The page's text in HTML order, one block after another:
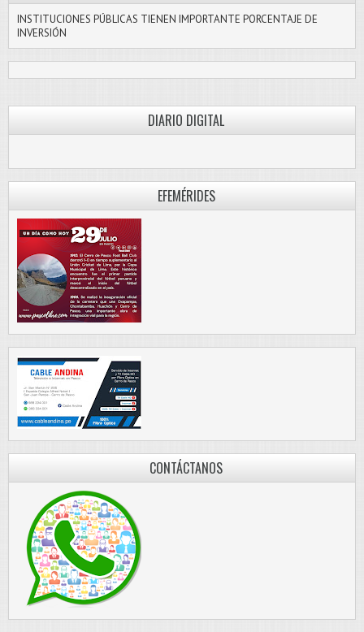
INSTITUCIONES PÚBLICAS TIENEN IMPORTANTE PORCENTAJE DE
INVERSIÓN
DIARIO DIGITAL
EFEMÉRIDES
CONTÁCTANOS